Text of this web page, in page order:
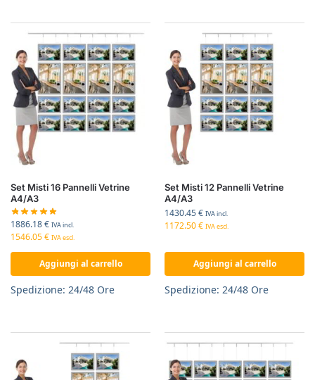
Set Misti 16 Pannelli Vetrine
A4/A3
1886.18€ IVA incl.
1546.05€ IVA escl.
Aggiungi al carrello
Spedizione: 24/48 Ore
Set Misti 12 Pannelli Vetrine
A4/A3
1430.45€ IVA incl.
1172.50€ IVA escl.
Aggiungi al carrello
Spedizione: 24/48 Ore